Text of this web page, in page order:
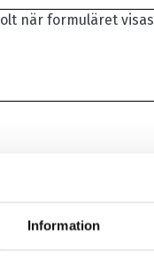
Information
när formuläret visas